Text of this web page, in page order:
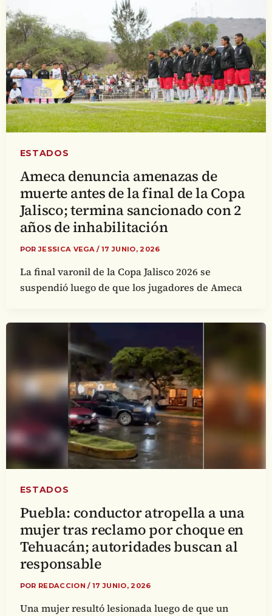
ESTADOS
Ameca denuncia amenazas de
muerte antes de la final de la Copa
Jalisco; termina sancionado con 2
años de inhabilitación
PORJESSICA VEGA/ 17 JUNIO, 2026
La final varonil de la Copa Jalisco 2026 se
suspendió luego de que los jugadores de Ameca
ESTADOS
Puebla: conductor atropella a una
mujer tras reclamo por choque en
Tehuacán; autoridades buscan al
responsable
POR REDACCION/ 17 JUNIO, 2026
Una mujer resultó lesionada luego de que un